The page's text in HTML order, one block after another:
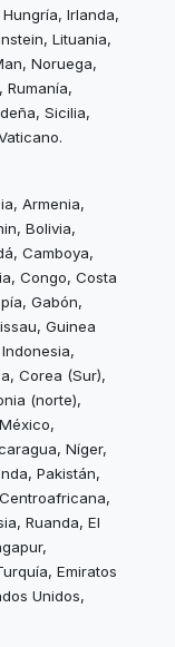
Irlanda,
Lituania,
Noruega,
Rumanía,
Sicilia,
Armenia,
Bolivia,
Camboya,
Congo, Costa
Gabón,
Guinea
Corea (Sur),
(norte),
Níger,
Pakistán,
Ruanda, El
Emiratos
Unidos,